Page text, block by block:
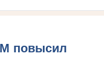
повысил